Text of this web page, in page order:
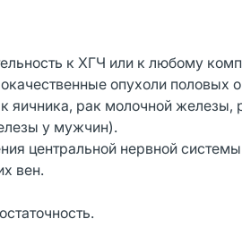
к ХГЧ или к любому
опухоли
яичника, рак молочной
у мужчин).
центральной нервной
вен.